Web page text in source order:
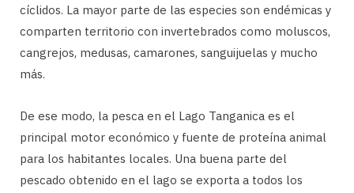
cíclidos. La mayor parte de las especies son endémicas y
comparten territorio con invertebrados como moluscos,
cangrejos, medusas, camarones, sanguijuelas y mucho
más.
De ese modo, la pesca en el Lago Tanganica es el
principal motor económico y fuente de proteína animal
para los habitantes locales. Una buena parte del
pescado obtenido en el lago se exporta a todos los